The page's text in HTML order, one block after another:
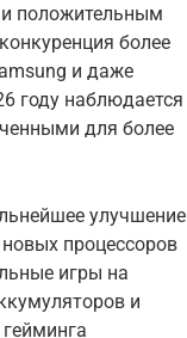
положительным
более
и даже
году наблюдается
для более
улучшение
процессоров
игры на
и